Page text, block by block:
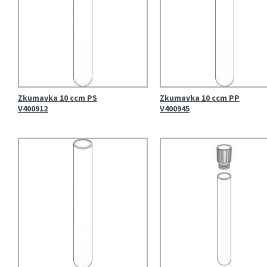
Zkumavka 10 ccm PS
V400912
Zkumavka 10 ccm PP
V400945